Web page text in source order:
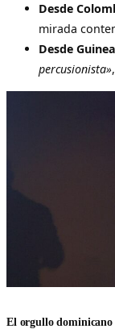
Desde
mirada
Desde
percusionista»
El orgullo